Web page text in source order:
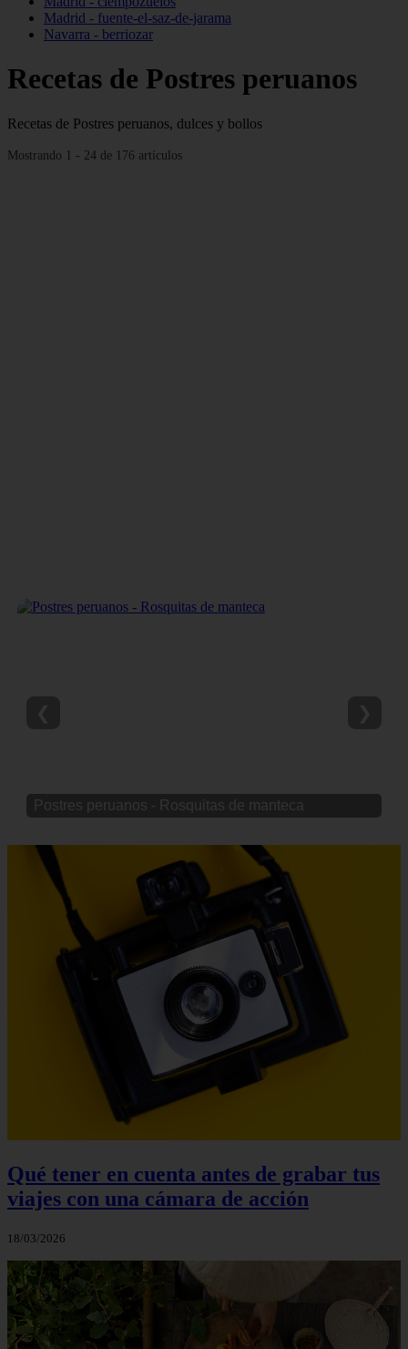
Madrid - fuente-el-saz-de-jarama
Navarra - berriozar
Recetas de Postres peruanos
Recetas de Postres peruanos, dulces y bollos
Mostrando 1 - 24 de 176 artículos
Postres peruanos - Rosquitas de manteca
Qué tener en cuenta antes de grabar tus
viajes con una cámara de acción
18/03/2026